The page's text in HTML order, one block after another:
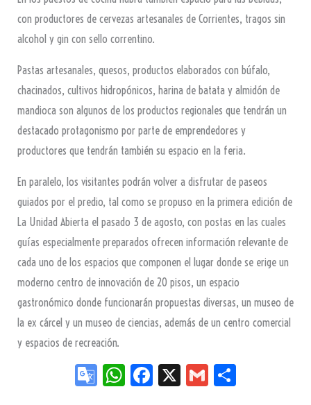
con productores de cervezas artesanales de Corrientes, tragos sin
alcohol y gin con sello correntino.
Pastas artesanales, quesos, productos elaborados con búfalo,
chacinados, cultivos hidropónicos, harina de batata y almidón de
mandioca son algunos de los productos regionales que tendrán un
destacado protagonismo por parte de emprendedores y
productores que tendrán también su espacio en la feria.
En paralelo, los visitantes podrán volver a disfrutar de paseos
guiados por el predio, tal como se propuso en la primera edición de
La Unidad Abierta el pasado 3 de agosto, con postas en las cuales
guías especialmente preparados ofrecen información relevante de
cada uno de los espacios que componen el lugar donde se erige un
moderno centro de innovación de 20 pisos, un espacio
gastronómico donde funcionarán propuestas diversas, un museo de
la ex cárcel y un museo de ciencias, además de un centro comercial
y espacios de recreación.
Go W
Fa
X
G